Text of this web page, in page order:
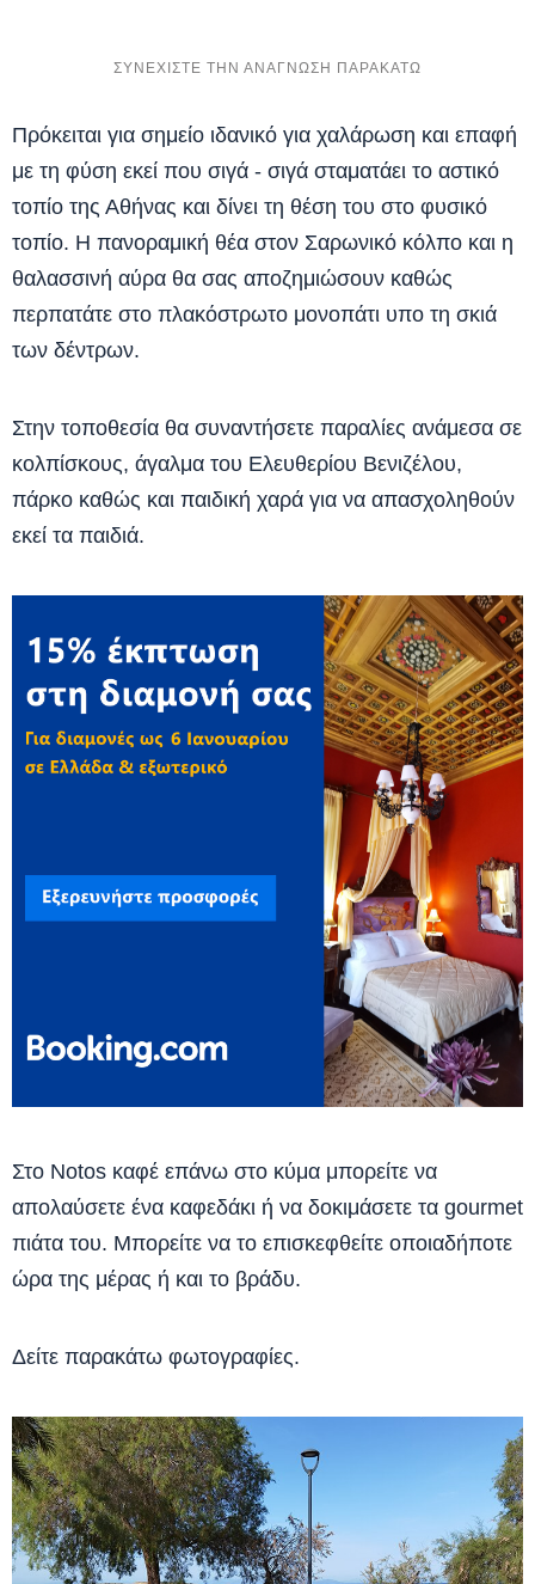
Πρόκειται για σημείο ιδανικό για χαλάρωση και επαφή
με τη φύση εκεί που σιγά - σιγά σταματάει το αστικό
τοπίο της Αθήνας και δίνει τη θέση του στο φυσικό
τοπίο. Η πανοραμική θέα στον Σαρωνικό κόλπο και η
θαλασσινή αύρα θα σας αποζημιώσουν καθώς
περπατάτε στο πλακόστρωτο μονοπάτι υπο τη σκιά
των δέντρων.
Στην τοποθεσία θα συναντήσετε παραλίες ανάμεσα σε
κολπίσκους, άγαλμα του Ελευθερίου Βενιζέλου,
πάρκο καθώς και παιδική χαρά για να απασχοληθούν
εκεί τα παιδιά.
Στο Notos καφέ επάνω στο κύμα μπορείτε να
απολαύσετε ένα καφεδάκι ή να δοκιμάσετε τα gourmet
πιάτα του. Μπορείτε να το επισκεφθείτε οποιαδήποτε
ώρα της μέρας ή και το βράδυ.
Δείτε παρακάτω φωτογραφίες.